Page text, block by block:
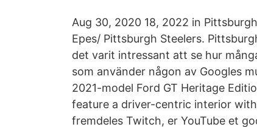
Aug 30, 2020 18, 2022 in
Epes/ Pittsburgh Steelers.
det varit intressant att se hur
som använder någon av Googles
2021-model Ford GT Heritage
feature a driver-centric interior
fremdeles Twitch, er YouTube et